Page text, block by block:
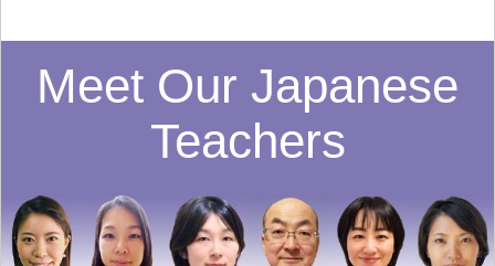
Meet Our Japanese
Teachers